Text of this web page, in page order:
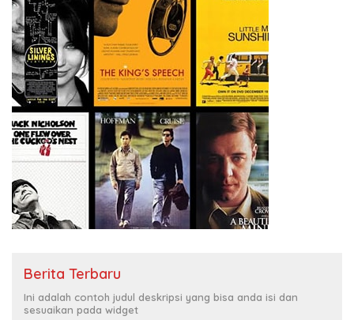
Berita Terbaru
Ini adalah contoh judul deskripsi yang bisa anda isi dan
sesuaikan pada widget